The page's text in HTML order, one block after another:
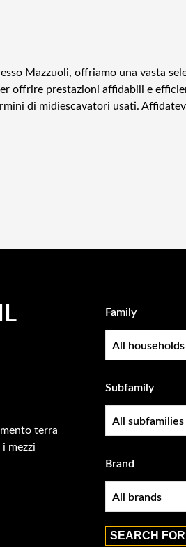
Mazzuoli, offriamo una vasta
prestazioni affidabili e
di midiescavatori usati.
terra
mezzi
Family
Subfamily
Brand